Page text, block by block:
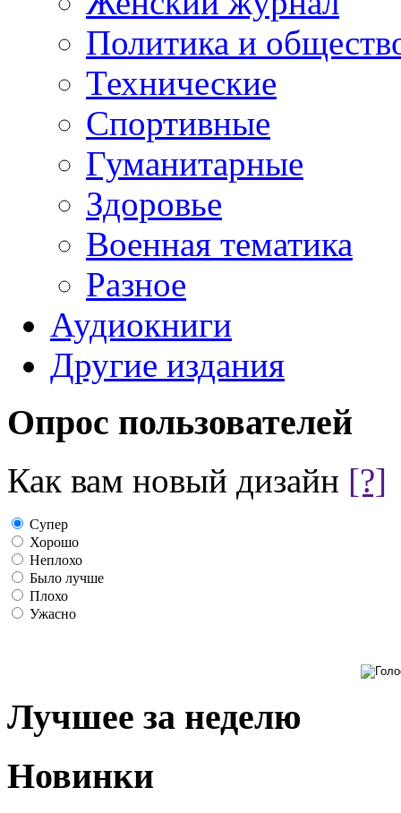
Политика и
Технические
Спортивные
Гуманитарные
Здоровье
Военная тематика
Разное
Аудиокниги
Другие издания
Опрос пользователей
Как вам новый дизайн [?]
Супер
Хорошо
Неплохо
Было лучше
Плохо
Ужасно
Лучшее за неделю
Новинки